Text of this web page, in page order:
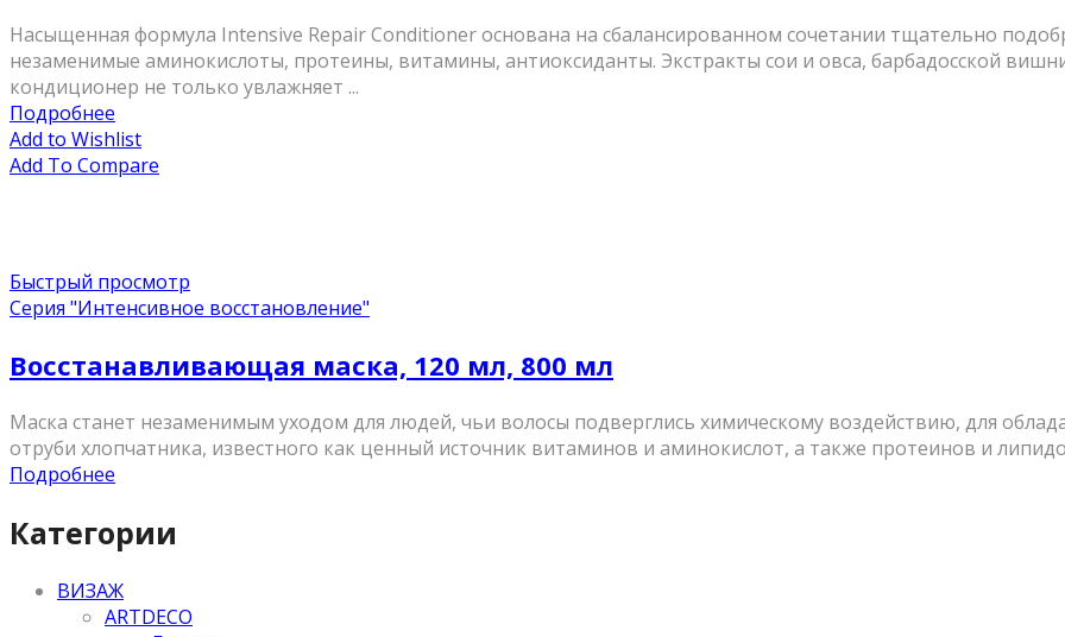
Насыщенная формула Intensive Repair Conditioner основана на сбалансированном сочетании тщательно
незаменимые аминокислоты, протеины, витамины, антиоксиданты. Экстракты сои и овса, барбадосской
кондиционер не только увлажняет ...
Подробнее
Add to Wishlist
Add To Compare
Быстрый просмотр
Серия "Интенсивное восстановление"
Восстанавливающая маска, 120 мл, 800 мл
Маска станет незаменимым уходом для людей, чьи волосы подверглись химическому воздействию, для
отруби хлопчатника, известного как ценный источник витаминов и аминокислот, а также протеинов и
Подробнее
Категории
ВИЗАЖ
ARTDECO